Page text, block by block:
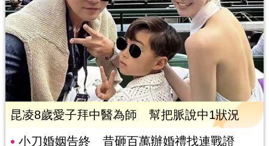
昆凌8歲愛子拜中醫為師 幫把脈說中1狀況
小刀婚姻告終 昔砸百萬辦婚禮找連戰證